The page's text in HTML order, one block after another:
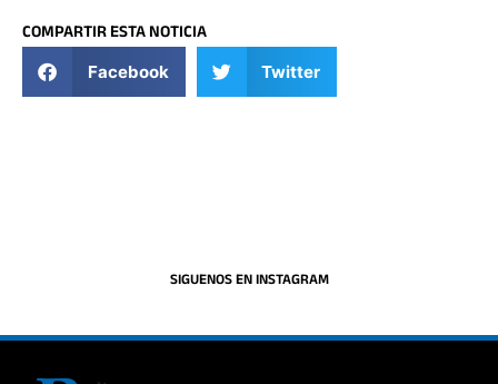
COMPARTIR ESTA NOTICIA
Facebook Twitter
SIGUENOS EN INSTAGRAM